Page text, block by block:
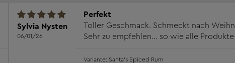
Sylvia Nysten
06/01/26
Perfekt
Toller Geschmack. Schmeckt nach
Sehr zu empfehlen… so wie alle Produkte
Santa's Spiced Rum